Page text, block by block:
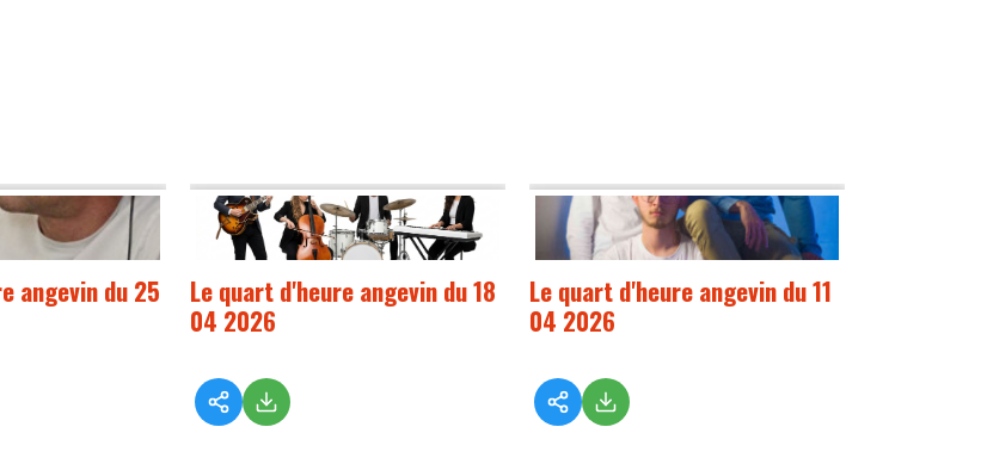
angevin du 25
Le quart d'heure angevin du 18
04 2026
Le quart d'heure angevin du 11
04 2026